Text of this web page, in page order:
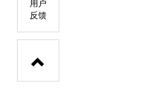
用户
反馈